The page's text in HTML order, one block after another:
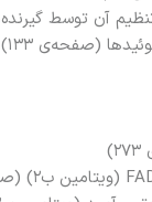
آن توسط